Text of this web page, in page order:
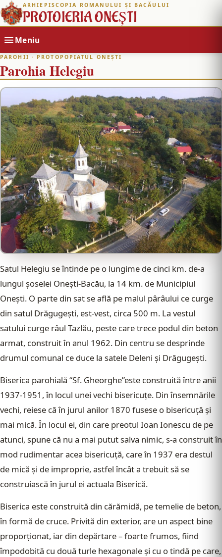
ARHIEPISCOPIA ROMANULUI ȘI BACĂULUI
PROTOIERIA ONEȘTI
Meniu
PAROHII · PROTOPOPIATUL ONEȘTI
Parohia Helegiu
Satul Helegiu se întinde pe o lungime de cinci km. de-a
lungul şoselei Oneşti-Bacău, la 14 km. de Municipiul
Oneşti. O parte din sat se află pe malul pârâului ce curge
din satul Drăgugeşti, est-vest, circa 500 m. La vestul
satului curge râul Tazlău, peste care trece podul din beton
armat, construit în anul 1962. Din centru se desprinde
drumul comunal ce duce la satele Deleni şi Drăgugeşti.
Biserica parohială “Sf. Gheorghe”este construită între anii
1937-1951, în locul unei vechi bisericuţe. Din însemnările
vechi, reiese că în jurul anilor 1870 fusese o bisericuţă şi
mai mică. În locul ei, din care preotul Ioan Ionescu de pe
atunci, spune că nu a mai putut salva nimic, s-a construit în
mod rudimentar acea bisericuţă, care în 1937 era destul
de mică şi de improprie, astfel încât a trebuit să se
construiască în jurul ei actuala Biserică.
Biserica este construită din cărămidă, pe temelie de beton,
în formă de cruce. Privită din exterior, are un aspect bine
proporţionat, iar din depărtare – foarte frumos, fiind
împodobită cu două turle hexagonale şi cu o tindă pe care,